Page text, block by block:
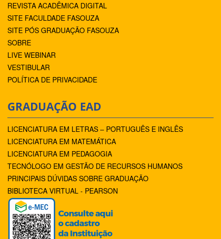
REVISTA ACADÊMICA DIGITAL
SITE FACULDADE FASOUZA
SITE PÓS GRADUAÇÃO FASOUZA
SOBRE
LIVE WEBINAR
VESTIBULAR
POLÍTICA DE PRIVACIDADE
GRADUAÇÃO EAD
LICENCIATURA EM LETRAS – PORTUGUÊS E INGLÊS
LICENCIATURA EM MATEMÁTICA
LICENCIATURA EM PEDAGOGIA
TECNÓLOGO EM GESTÃO DE RECURSOS HUMANOS
PRINCIPAIS DÚVIDAS SOBRE GRADUAÇÃO
BIBLIOTECA VIRTUAL - PEARSON